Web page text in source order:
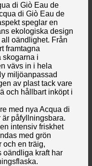
di Giò Eau de
di Giò Eau de
speglar en
ekologiska design
oändlighet. Från
framtagna
skogarna i
vävs in i hela
miljöanpassad
av plast tack vare
och hållbart inköpt i
med nya Acqua di
påfyllningsbara.
intensiv friskhet
med grön
och en träig,
oändliga kraft har